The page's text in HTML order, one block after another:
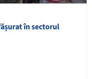
în sectorul